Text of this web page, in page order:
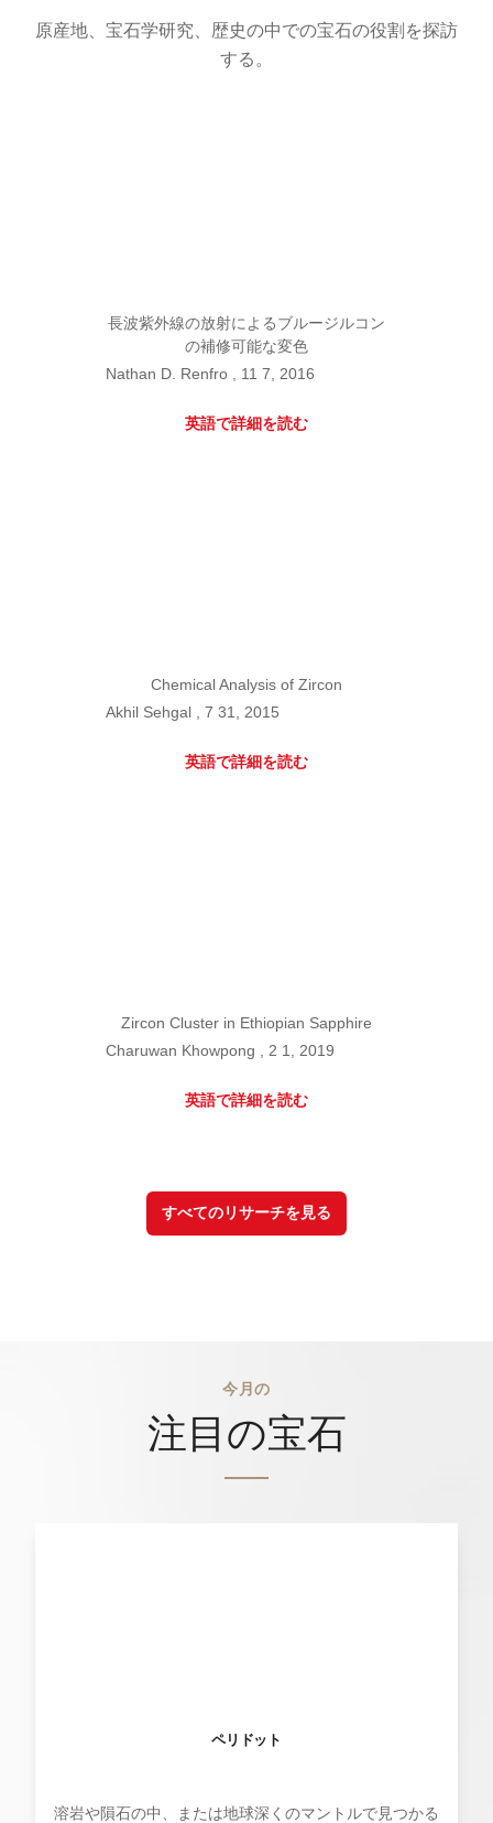
原産地、宝石学研究、歴史の中での宝石の役割を探訪
する。
長波紫外線の放射によるブルージルコン
の補修可能な変色
Nathan D. Renfro , 11 7, 2016
英語で詳細を読む
Chemical Analysis of Zircon
Akhil Sehgal , 7 31, 2015
英語で詳細を読む
Zircon Cluster in Ethiopian Sapphire
Charuwan Khowpong , 2 1, 2019
英語で詳細を読む
すべてのリサーチを見る
今月の
注目の宝石
ペリドット
溶岩や隕石の中、または地球深くのマントルで見つかる